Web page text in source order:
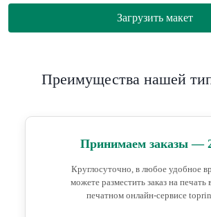
Загрузить макет
Преимущества нашей
Принимаем заказы —
Круглосуточно, в любое удобное
можете разместить заказ на печать
печатном онлайн-сервисе